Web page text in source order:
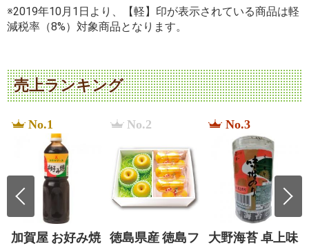
※2019年10月1日より、【軽】印が表示されている商品は軽
減税率（8%）対象商品となります。
売上ランキング
No.1
加賀屋 お好み焼
No.2
徳島県産 徳島フ
No.3
大野海苔 卓上味